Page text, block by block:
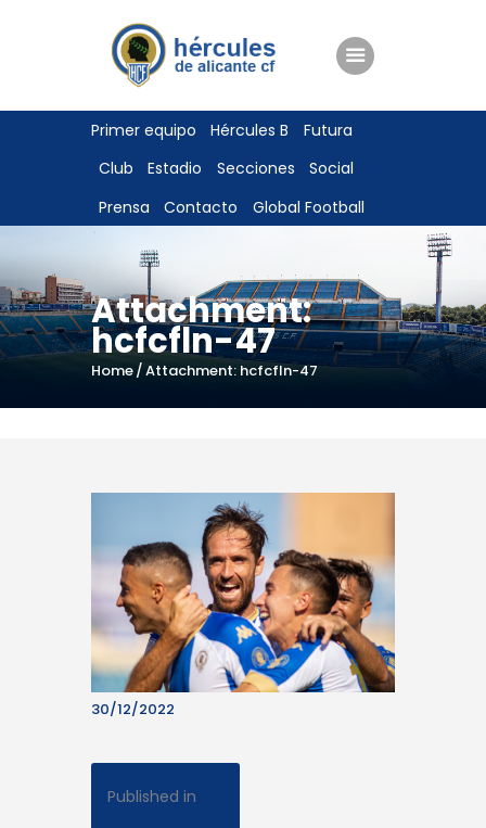
Primer equipo Hércules B
Futura
Club
Estadio Secciones
Social
Prensa
Contacto Global Football
Attachment:
hcfcfln-47
Home Attachment: hcfcfln-47
ENTRADAS
TIENDA
HÉRCULESCF100
30/12/2022
Published in